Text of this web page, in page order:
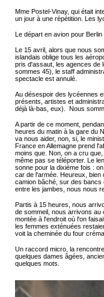
Mme Postel-Vinay, qui était
un jour à une répétition. Les
Le départ en avion pour
Le 15 avril, alors que nous
islandais oblige tous les
pris d'assaut, les agences de
sommes 45), le staff
spectacle est annulé.
Au désespoir des lycéennes
présents, artistes et
déjà là-bas, eux). Nous
A partir de ce moment,
heures du matin à la gare du
va nous aider, non, si, le
France en Allemagne prend
moins que. Non, on a cru
même pas se téléporter. Le
sonne pour la dixième fois :
car de l'armée. Heureux, bien
camion bâché, sur des bancs
entre les jambes, nous nous
Partis à 15 heures, nous
de sommeil, nous arrivons au
montée à l'endroit où l'on
les femmes exténuées
voit la cheminée du four
Un raccord micro, la
quelques dames âgées,
quelques mots.